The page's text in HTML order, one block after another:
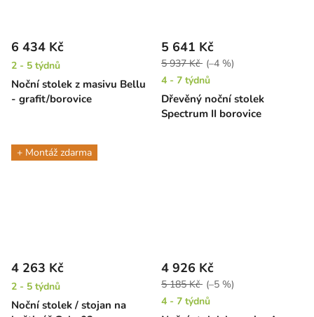
Noční stolek z masivu Bellu
- grafit/borovice
6 434 Kč
2 - 5 týdnů
Dřevěný noční stolek
Spectrum II borovice
5 641 Kč
5 937 Kč (–4 %)
4 - 7 týdnů
+ Montáž zdarma
Noční stolek / stojan na
4 263 Kč
2 - 5 týdnů
4 926 Kč
5 185 Kč (–5 %)
4 - 7 týdnů